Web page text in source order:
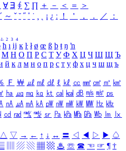
∀ ∃ ∮ ∑ ∏ ＋ － ＜ ＝
＞
´ ～ ˇ ˘ ˝ ˚ ˙ ¸ ¡ ¿ ː ！ ＇ ， ． ／
：
₁ ₂ ₃ ₄
ħ ı ĳ ĸ ŀ ł ø œ ß þ ŧ ŋ ŉ
М Н О П Р С Т У Ф Х Ц Ч Ш Щ Ъ
й к л м н о п р с т у ф х ц ч ш щ ъ
Ｆ ￦ ㎕ ㎖ ㎗ ℓ ㎘ ㏄ ㎣ ㎤ ㎥ ㎦
㏊ ㎍ ㎎ ㎏ ㏏ ㎈ ㎉ ㏈ ㎧ ㎨ ㎰
㎁ ㎂ ㎃ ㎄ ㎺ ㎻ ㎽ ㎾ ㎿ ㎐ ㎑
㏅ ㎭ ㎮ ㎯ ㏛ ㎩ ㎪ ㎫ ㎬ ㏝ ㏐
㏓
△ ▽ → ← ↑ ↓ ↔ 〓 ◁ ◀ ▷ ▶ ♤
▨ ▧ ▦ ▩ ♨ ☏ ☎ ☜ ☞ ¶ †